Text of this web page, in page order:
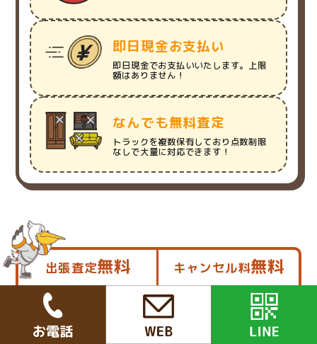
即日現金お支払い
即日現金でお支払いいたします。上限
額はありません！
なんでも無料査定
トラックを複数保有しており点数制限
なしで大量に対応できます！
出張査定無料 キャンセル料無料
お気軽にお問い合わせください！
お電話で申し込み